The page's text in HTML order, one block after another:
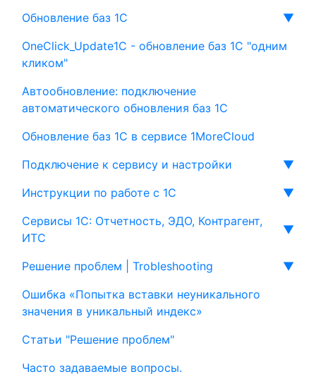
Обновление баз 1С
▼
OneClick_Update1C - обновление баз 1С "одним
кликом"
Автообновление: подключение
автоматического обновления баз 1С
Обновление баз 1С в сервисе 1MoreCloud
Подключение к сервису и настройки
▼
Инструкции по работе с 1С
▼
Сервисы 1С: Отчетность, ЭДО, Контрагент,
ИТС
▼
Решение проблем | Trobleshooting
▼
Ошибка «Попытка вставки неуникального
значения в уникальный индекс»
Статьи "Решение проблем"
Часто задаваемые вопросы.